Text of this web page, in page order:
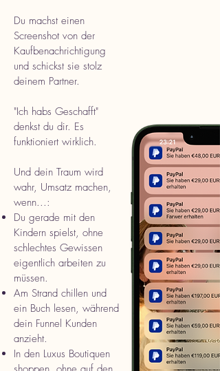
Du machst einen
Screenshot von der
Kaufbenachrichtigung
und schickst sie stolz
deinem Partner.
"Ich habs Geschafft"
denkst du dir. Es
funktioniert wirklich.
Und dein Traum wird
wahr, Umsatz machen,
wenn...:
Du gerade mit den
Kindern spielst, ohne
schlechtes Gewissen
eigentlich arbeiten zu
müssen.
Am Strand chillen und
ein Buch lesen, während
dein Funnel Kunden
anzieht.
In den Luxus Boutiquen